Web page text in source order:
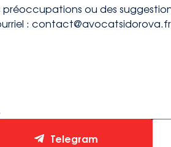
préoccupations ou des
: contact@avocatsidorova.fr
Telegram